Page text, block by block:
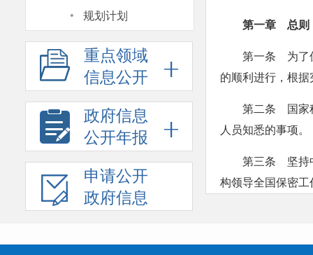
· 规划计划
重点领域
信息公开
政府信息
公开年报
申请公开
政府信息
第一章 总则
第一条 为了
的顺利进行，根
第二条 国家
人员知悉的事项。
第三条 坚持
构领导全国保密